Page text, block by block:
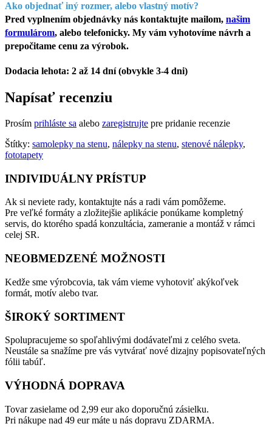
Ako objednať iný rozmer, alebo vlastný motív?
Pred vyplnením objednávky nás kontaktujte mailom, našim
formulárom, alebo telefonicky. My vám vyhotovíme návrh a
prepočitame cenu za výrobok.
Dodacia lehota: 2 až 14 dní (obvykle 3-4 dni)
Napísať recenziu
Prosím prihláste sa alebo zaregistrujte pre pridanie recenzie
Štítky: samolepky na stenu, nálepky na stenu, stenové nálepky,
fototapety
INDIVIDUÁLNY PRÍSTUP
Ak si neviete rady, kontaktujte nás a radi vám pomôžeme.
Pre veľké formáty a zložitejšie aplikácie ponúkame kompletný
servis, do ktorého spadá konzultácia, zameranie a montáž v rámci
celej SR.
NEOBMEDZENÉ MOŽNOSTI
Kedže sme výrobcovia, tak vám vieme vyhotoviť akýkoľvek
formát, motív alebo tvar.
ŠIROKÝ SORTIMENT
Spolupracujeme so spoľahlivými dodávateľmi z celého sveta.
Neustále sa snažíme pre vás vytvárať nové dizajny popisovateľných
fólii tabúľ.
VÝHODNÁ DOPRAVA
Tovar zasielame od 2,99 eur ako doporučnú zásielku.
Pri nákupe nad 49 eur máte u nás dopravu ZDARMA.